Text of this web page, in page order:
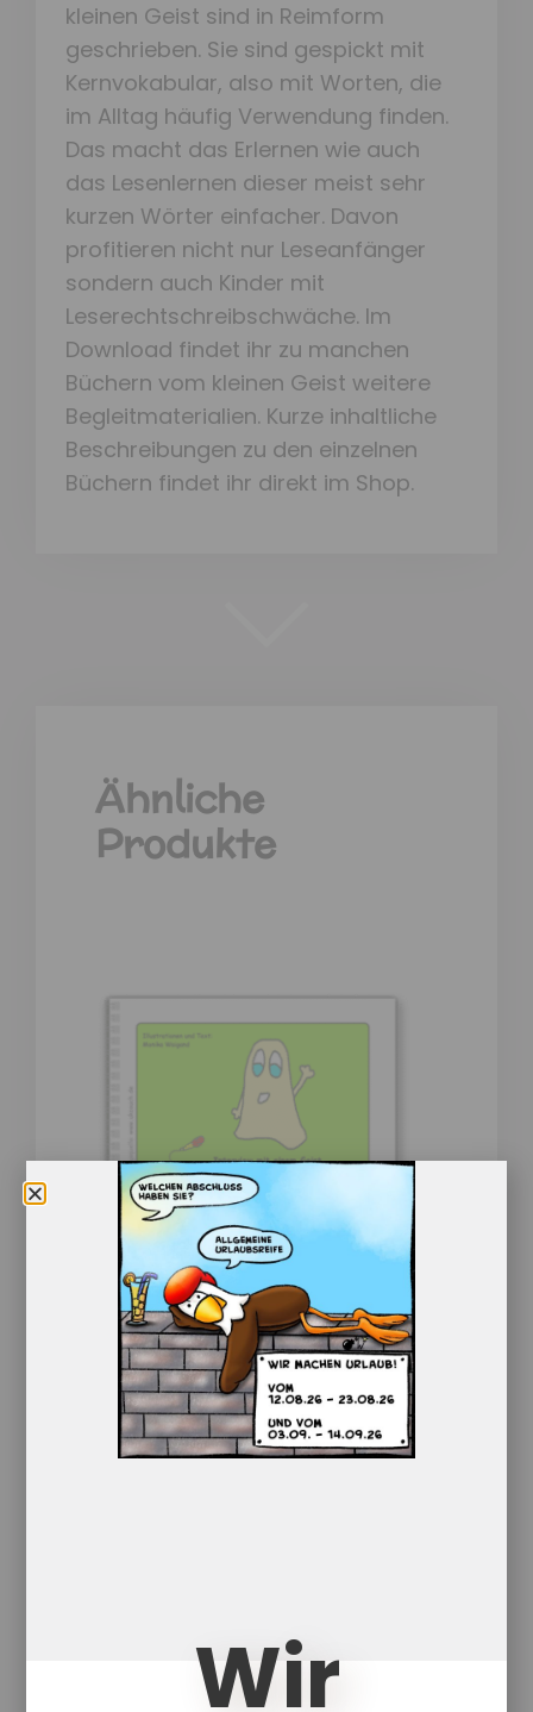
kleinen Geist sind in Reimform
geschrieben. Sie sind gespickt mit
Kernvokabular, also mit Worten, die
im Alltag häufig Verwendung finden.
Das macht das Erlernen wie auch
das Lesenlernen dieser meist sehr
kurzen Wörter einfacher. Davon
profitieren nicht nur Leseanfänger
sondern auch Kinder mit
Leserechtschreibschwäche. Im
Download findet ihr zu manchen
Büchern vom kleinen Geist weitere
Begleitmaterialien. Kurze inhaltliche
Beschreibungen zu den einzelnen
Büchern findet ihr direkt im Shop.
Ähnliche
Produkte
Interview mit einem Geist
12,50€
Enthält 7% red. MwSt.
zzgl.Versand
Lieferzeit: ca. 1-5 Werktage
Wir